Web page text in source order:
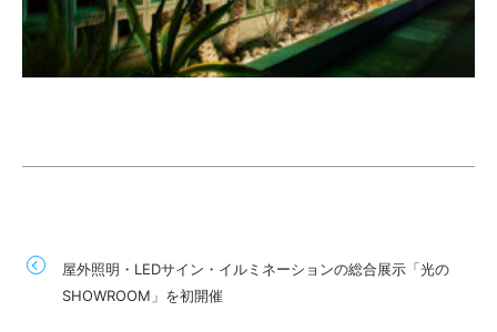
屋外照明・LEDサイン・イルミネーションの総合展示「光の
SHOWROOM」を初開催